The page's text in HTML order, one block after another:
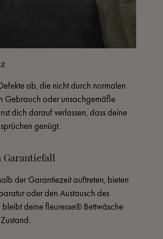
ab, die nicht durch normalen
Gebrauch oder unsachgemäße
dich darauf verlassen, dass deine
genügt.
Garantiefall
der Garantiezeit auftreten, bieten
oder den Austausch des
bleibt deine fleuresse® Bettwäsche